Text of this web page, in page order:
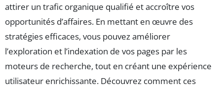
attirer un trafic organique qualifié et accroître vos
opportunités d’affaires. En mettant en œuvre des
stratégies efficaces, vous pouvez améliorer
l’exploration et l’indexation de vos pages par les
moteurs de recherche, tout en créant une expérience
utilisateur enrichissante. Découvrez comment ces